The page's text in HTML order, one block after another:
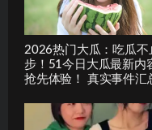
2026热门大瓜：吃瓜不
步！51今日大瓜最新内
抢先体验！ 真实事件汇